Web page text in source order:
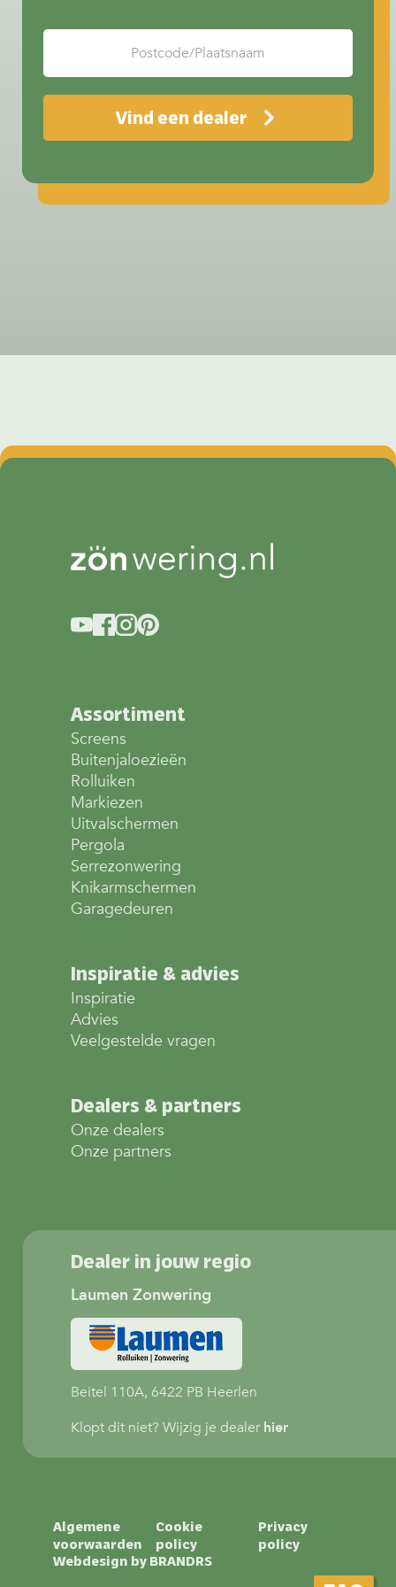
Vind een dealer
Assortiment
Screens
Buitenjaloezieën
Rolluiken
Markiezen
Uitvalschermen
Pergola
Serrezonwering
Knikarmschermen
Garagedeuren
Inspiratie & advies
Inspiratie
Advies
Veelgestelde vragen
Dealers & partners
Onze dealers
Onze partners
Dealer in jouw regio
Laumen Zonwering
Beitel 110A, 6422 PB Heerlen
Klopt dit niet? Wijzig je dealerhier
Privacy
policy
Cookie
policy
Algemene
voorwaarden
Webdesign by BRANDRS